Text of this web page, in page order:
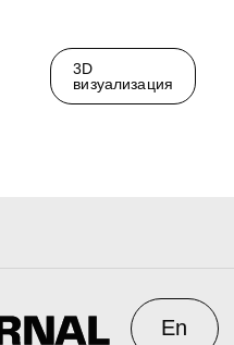
3D
визуализация
0794